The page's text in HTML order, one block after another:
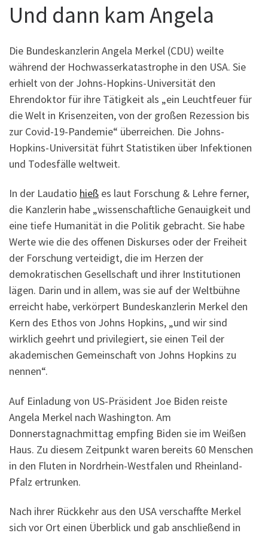
Und dann kam Angela
Die Bundeskanzlerin Angela Merkel (CDU) weilte
während der Hochwasserkatastrophe in den USA. Sie
erhielt von der Johns-Hopkins-Universität den
Ehrendoktor für ihre Tätigkeit als „ein Leuchtfeuer für
die Welt in Krisenzeiten, von der großen Rezession bis
zur Covid-19-Pandemie“ überreichen. Die Johns-
Hopkins-Universität führt Statistiken über Infektionen
und Todesfälle weltweit.
In der Laudatio hieß es laut Forschung & Lehre ferner,
die Kanzlerin habe „wissenschaftliche Genauigkeit und
eine tiefe Humanität in die Politik gebracht. Sie habe
Werte wie die des offenen Diskurses oder der Freiheit
der Forschung verteidigt, die im Herzen der
demokratischen Gesellschaft und ihrer Institutionen
lägen. Darin und in allem, was sie auf der Weltbühne
erreicht habe, verkörpert Bundeskanzlerin Merkel den
Kern des Ethos von Johns Hopkins, „und wir sind
wirklich geehrt und privilegiert, sie einen Teil der
akademischen Gemeinschaft von Johns Hopkins zu
nennen“.
Auf Einladung von US-Präsident Joe Biden reiste
Angela Merkel nach Washington. Am
Donnerstagnachmittag empfing Biden sie im Weißen
Haus. Zu diesem Zeitpunkt waren bereits 60 Menschen
in den Fluten in Nordrhein-Westfalen und Rheinland-
Pfalz ertrunken.
Nach ihrer Rückkehr aus den USA verschaffte Merkel
sich vor Ort einen Überblick und gab anschließend in